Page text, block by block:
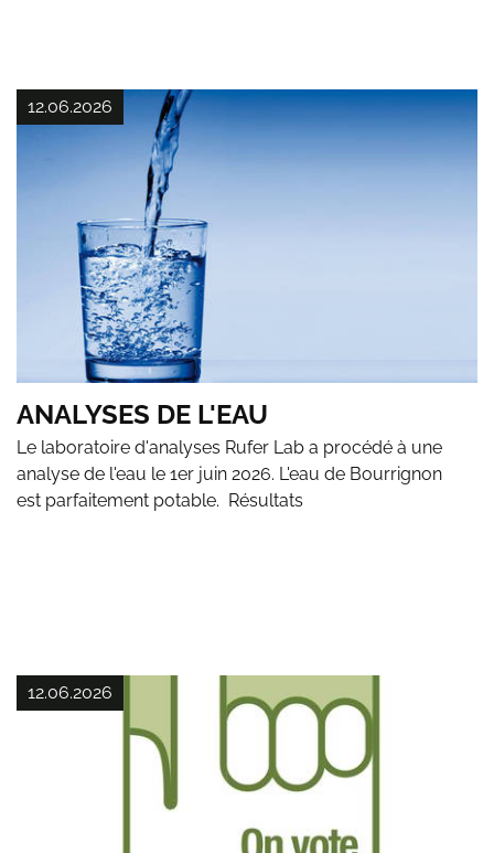
12.06.2026
ANALYSES DE L'EAU
Le laboratoire d'analyses Rufer Lab a procédé à une
analyse de l'eau le 1er juin 2026. L'eau de Bourrignon
est parfaitement potable. Résultats
12.06.2026